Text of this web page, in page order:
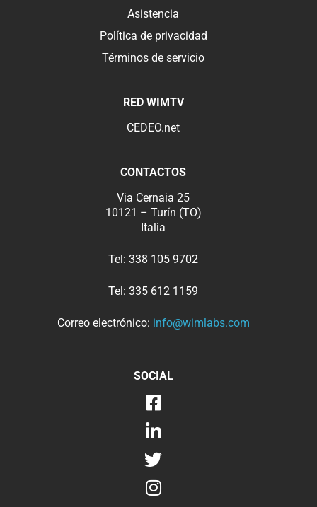
Asistencia
Política de privacidad
Términos de servicio
RED WIMTV
CEDEO.net
CONTACTOS
Via Cernaia 25
10121 – Turín (TO)
Italia
Tel: 338 105 9702
Tel: 335 612 1159
Correo electrónico: info@wimlabs.com
SOCIAL